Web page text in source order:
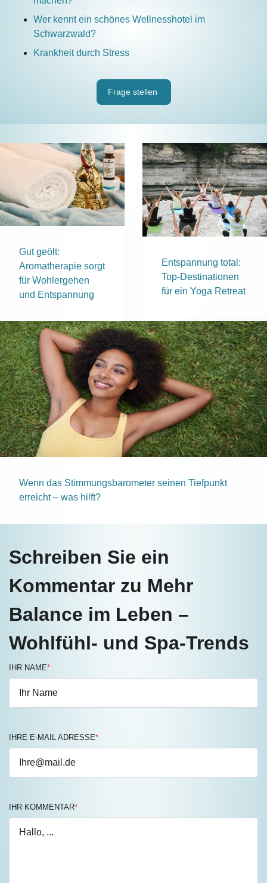
Wer kennt ein schönes Wellnesshotel im
Schwarzwald?
Krankheit durch Stress
Frage stellen
Gut geölt:
Aromatherapie sorgt
für Wohlergehen
und Entspannung
Entspannung total:
Top-Destinationen
für ein Yoga Retreat
Wenn das Stimmungsbarometer seinen Tiefpunkt
erreicht – was hilft?
Schreiben Sie ein
Kommentar zu Mehr
Balance im Leben –
Wohlfühl- und Spa-Trends
IHR NAME*
IHRE E-MAIL ADRESSE*
IHR KOMMENTAR*